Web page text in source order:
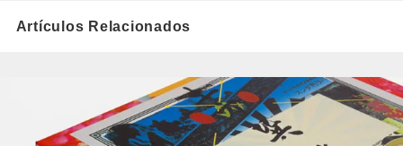
Artículos Relacionados